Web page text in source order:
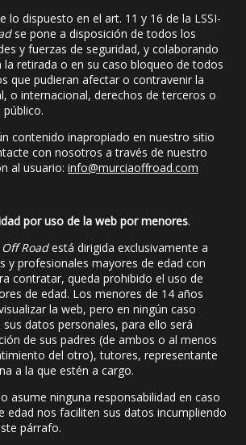
lo dispuesto en el art. 11 y 16 de la LSSI-
se pone a disposición de todos los
y fuerzas de seguridad, y colaborando
retirada o en su caso bloqueo de todos
que pudieran afectar o contravenir la
o internacional, derechos de terceros o
contenido inapropiado en nuestro sitio
con nosotros a través de nuestro
al usuario: info@murciaoffroad.com
por uso de la web por menores.
Roadestá dirigida exclusivamente a
y profesionales mayores de edad con
contratar, queda prohibido el uso de
de edad. Los menores de 14 años
la web, pero en ningún caso
datos personales, para ello será
de sus padres (de ambos o al menos
del otro), tutores, representante
a la que estén a cargo.
asume ninguna responsabilidad en caso
edad nos faciliten sus datos incumpliendo
párrafo.